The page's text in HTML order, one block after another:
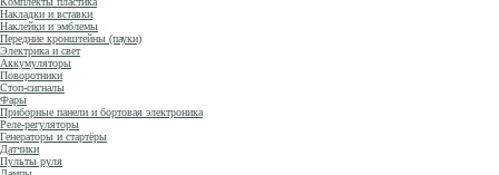
Накладки и вставки
Наклейки и эмблемы
Передние кронштейны (пауки)
Электрика и свет
Аккумуляторы
Поворотники
Стоп-сигналы
Фары
Приборные панели и бортовая электроника
Реле-регуляторы
Генераторы и стартёры
Датчики
Пульты руля